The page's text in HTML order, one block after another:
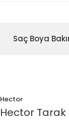
Saç Boya
Hector
Hector Tarak